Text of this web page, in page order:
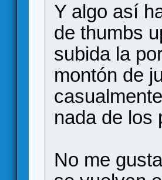
Y algo así
de thumbs
subida la
montón de
nada de los
No me